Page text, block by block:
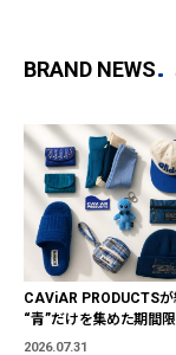
BRAND NEWS
CAViAR PRODUCTSが
“青”だけを集めた期間
「BLUE MARKET」が横浜
2026.07.31